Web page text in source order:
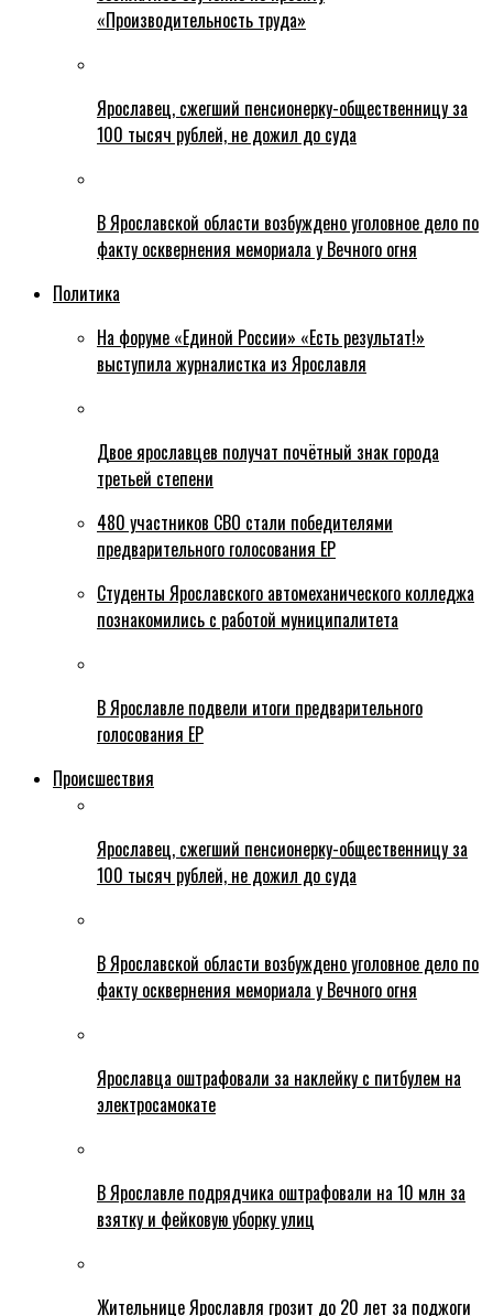
«Производительность труда»
Ярославец, сжегший пенсионерку-общественницу за
100 тысяч рублей, не дожил до суда
В Ярославской области возбуждено уголовное дело по
факту осквернения мемориала у Вечного огня
Политика
На форуме «Единой России» «Есть результат!»
выступила журналистка из Ярославля
Двое ярославцев получат почётный знак города
третьей степени
480 участников СВО стали победителями
предварительного голосования ЕР
Студенты Ярославского автомеханического колледжа
познакомились с работой муниципалитета
В Ярославле подвели итоги предварительного
голосования ЕР
Происшествия
Ярославец, сжегший пенсионерку-общественницу за
100 тысяч рублей, не дожил до суда
В Ярославской области возбуждено уголовное дело по
факту осквернения мемориала у Вечного огня
Ярославца оштрафовали за наклейку с питбулем на
электросамокате
В Ярославле подрядчика оштрафовали на 10 млн за
взятку и фейковую уборку улиц
Жительнице Ярославля грозит до 20 лет за поджоги